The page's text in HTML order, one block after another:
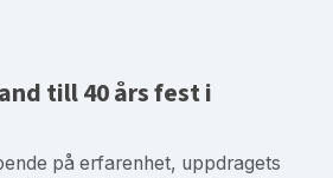
till 40 års fest i
på erfarenhet, uppdragets